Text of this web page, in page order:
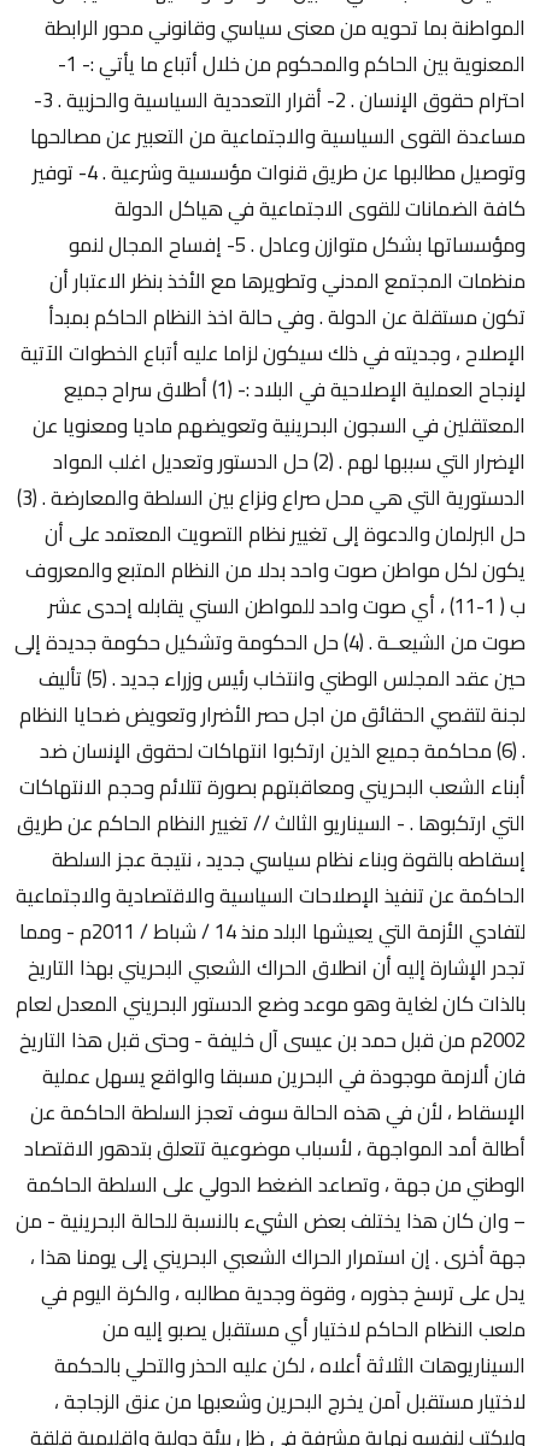
المواطنة بما تحويه من معنى سياسي وقانوني محور الرابطة
المعنوية بين الحاكم والمحكوم من خلال أتباع ما يأتي :- 1-
احترام حقوق الإنسان . 2- أقرار التعددية السياسية والحزبية . 3-
مساعدة القوى السياسية والاجتماعية من التعبير عن مصالحها
وتوصيل مطالبها عن طريق قنوات مؤسسية وشرعية . 4- توفير
كافة الضمانات للقوى الاجتماعية في هياكل الدولة
ومؤسساتها بشكل متوازن وعادل . 5- إفساح المجال لنمو
منظمات المجتمع المدني وتطويرها مع الأخذ بنظر الاعتبار أن
تكون مستقلة عن الدولة . وفي حالة اخذ النظام الحاكم بمبدأ
الإصلاح ، وجديته في ذلك سيكون لزاما عليه أتباع الخطوات الآتية
لإنجاح العملية الإصلاحية في البلاد :- (1) أطلاق سراح جميع
المعتقلين في السجون البحرينية وتعويضهم ماديا ومعنويا عن
الإضرار التي سببها لهم . (2) حل الدستور وتعديل اغلب المواد
الدستورية التي هي محل صراع ونزاع بين السلطة والمعارضة . (3)
حل البرلمان والدعوة إلى تغيير نظام التصويت المعتمد على أن
يكون لكل مواطن صوت واحد بدلا من النظام المتبع والمعروف
ب ( 1-11) ، أي صوت واحد للمواطن السني يقابله إحدى عشر
صوت من الشيعــة . (4) حل الحكومة وتشكيل حكومة جديدة إلى
حين عقد المجلس الوطني وانتخاب رئيس وزراء جديد . (5) تأليف
لجنة لتقصي الحقائق من اجل حصر الأضرار وتعويض ضحايا النظام
. (6) محاكمة جميع الذين ارتكبوا انتهاكات لحقوق الإنسان ضد
أبناء الشعب البحريني ومعاقبتهم بصورة تتلائم وحجم الانتهاكات
التي ارتكبوها . - السيناريو الثالث // تغيير النظام الحاكم عن طريق
إسقاطه بالقوة وبناء نظام سياسي جديد ، نتيجة عجز السلطة
الحاكمة عن تنفيذ الإصلاحات السياسية والاقتصادية والاجتماعية
لتفادي الأزمة التي يعيشها البلد منذ 14 / شباط / 2011م - ومما
تجدر الإشارة إليه أن انطلاق الحراك الشعبي البحريني بهذا التاريخ
بالذات كان لغاية وهو موعد وضع الدستور البحريني المعدل لعام
2002م من قبل حمد بن عيسى آل خليفة - وحتى قبل هذا التاريخ
فان ألازمة موجودة في البحرين مسبقا والواقع يسهل عملية
الإسقاط ، لأن في هذه الحالة سوف تعجز السلطة الحاكمة عن
أطالة أمد المواجهة ، لأسباب موضوعية تتعلق بتدهور الاقتصاد
الوطني من جهة ، وتصاعد الضغط الدولي على السلطة الحاكمة
– وان كان هذا يختلف بعض الشيء بالنسبة للحالة البحرينية - من
جهة أخرى . إن استمرار الحراك الشعبي البحريني إلى يومنا هذا ،
يدل على ترسخ جذوره ، وقوة وجدية مطالبه ، والكرة اليوم في
ملعب النظام الحاكم لاختيار أي مستقبل يصبو إليه من
السيناريوهات الثلاثة أعلاه ، لكن عليه الحذر والتحلي بالحكمة
لاختيار مستقبل آمن يخرج البحرين وشعبها من عنق الزجاجة ،
وليكتب لنفسه نهاية مشرفة في ظل بيئة دولية وإقليمية قلقة